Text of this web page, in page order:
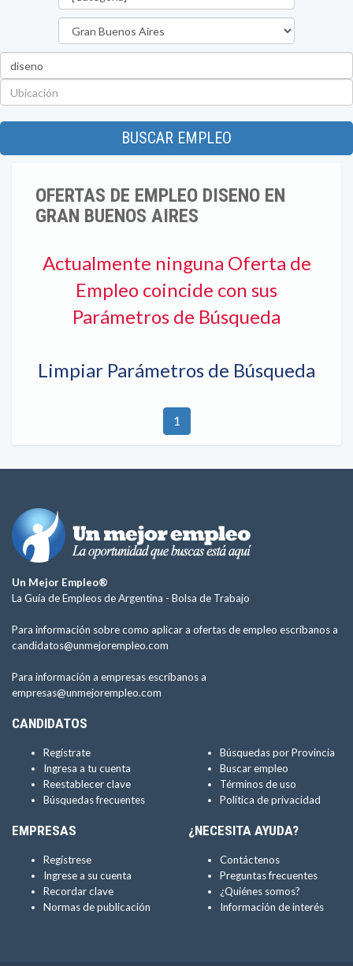
BUSCAR EMPLEO
OFERTAS DE EMPLEO DISENO EN
GRAN BUENOS AIRES
Actualmente ninguna Oferta de
Empleo coincide con sus
Parámetros de Búsqueda
Limpiar Parámetros de Búsqueda
1
Un Mejor Empleo®
La Guía de Empleos de Argentina - Bolsa de Trabajo
Para información sobre como aplicar a ofertas de empleo escríbanos a
candidatos@unmejorempleo.com
Para información a empresas escríbanos a
empresas@unmejorempleo.com
CANDIDATOS
Regístrate
Ingresa a tu cuenta
Reestablecer clave
Búsquedas frecuentes
Búsquedas por Provincia
Buscar empleo
Términos de uso
Política de privacidad
EMPRESAS
Regístrese
Ingrese a su cuenta
Recordar clave
Normas de publicación
¿NECESITA AYUDA?
Contáctenos
Preguntas frecuentes
¿Quiénes somos?
Información de interés